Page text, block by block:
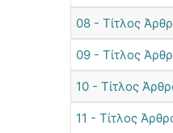
08 - Τίτλος
09 - Τίτλος
10 - Τίτλος
11 - Τίτλος